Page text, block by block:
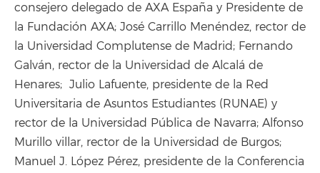
consejero delegado de AXA España y Presidente de
la Fundación AXA; José Carrillo Menéndez, rector de
la Universidad Complutense de Madrid; Fernando
Galván, rector de la Universidad de Alcalá de
Henares; Julio Lafuente, presidente de la Red
Universitaria de Asuntos Estudiantes (RUNAE) y
rector de la Universidad Pública de Navarra; Alfonso
Murillo villar, rector de la Universidad de Burgos;
Manuel J. López Pérez, presidente de la Conferencia